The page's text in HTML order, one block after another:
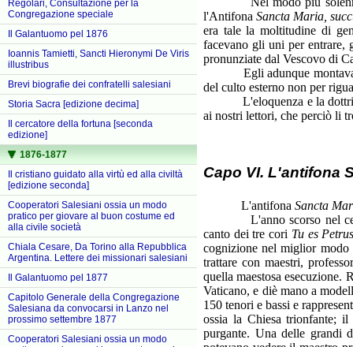
Regolari, Consultazione per la
Congregazione speciale
Il Galantuomo pel 1876
Ioannis Tamietti, Sancti Hieronymi De Viris
illustribus
Brevi biografie dei confratelli salesiani
Storia Sacra [edizione decima]
Il cercatore della fortuna [seconda
edizione]
1876-1877
Il cristiano guidato alla virtù ed alla civiltà
[edizione seconda]
Cooperatori Salesiani ossia un modo
pratico per giovare al buon costume ed
alla civile società
Chiala Cesare, Da Torino alla Repubblica
Argentina. Lettere dei missionari salesiani
Il Galantuomo pel 1877
Capitolo Generale della Congregazione
Salesiana da convocarsi in Lanzo nel
prossimo settembre 1877
Cooperatori Salesiani ossia un modo
l'AntifonaSancta Maria,
era tale la moltitudine di
facevano gli uni per entrare,
pronunziate dal Vescovo di
Egli adunque montava
del culto esterno non per
L'eloquenza e la dottrina
ai nostri lettori, che perciò li
Capo VI. L'antifona
L'antifona Sancta
L'anno scorso nel
canto dei tre cori Tu es
cognizione nel miglior modo
trattare con maestri,
quella maestosa esecuzione.
Vaticano, e diè mano a
150 tenori e bassi e
ossia la Chiesa trionfante;
purgante. Una delle grandi